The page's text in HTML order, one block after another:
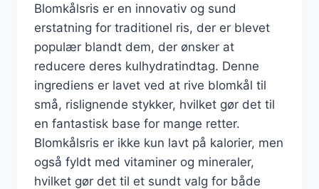
Blomkålsris er en innovativ og sund
erstatning for traditionel ris, der er blevet
populær blandt dem, der ønsker at
reducere deres kulhydratindtag. Denne
ingrediens er lavet ved at rive blomkål til
små, rislignende stykker, hvilket gør det til
en fantastisk base for mange retter.
Blomkålsris er ikke kun lavt på kalorier, men
også fyldt med vitaminer og mineraler,
hvilket gør det til et sundt valg for både